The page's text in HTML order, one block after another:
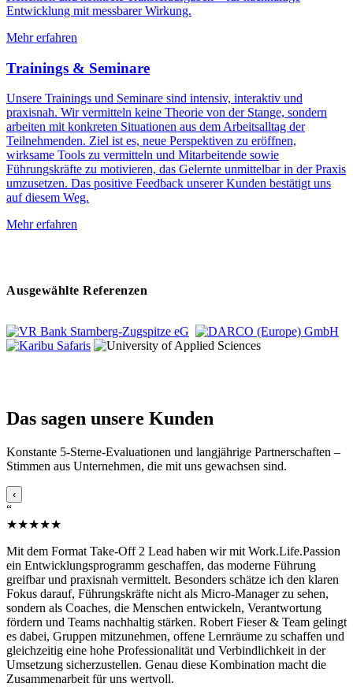
Entwicklung mit messbarer Wirkung.
Mehr erfahren
Trainings & Seminare
Unsere Trainings und Seminare sind intensiv, interaktiv und
praxisnah. Wir vermitteln keine Theorie von der Stange, sondern
arbeiten mit konkreten Situationen aus dem Arbeitsalltag der
Teilnehmenden. Ziel ist es, neue Perspektiven zu eröffnen,
wirksame Tools zu vermitteln und Mitarbeitende sowie
Führungskräfte zu motivieren, das Gelernte unmittelbar in der Praxis
umzusetzen. Das positive Feedback unserer Kunden bestätigt uns
auf diesem Weg.
Mehr erfahren
Ausgewählte Referenzen
Das sagen unsere Kunden
Konstante 5-Sterne-Evaluationen und langjährige Partnerschaften –
Stimmen aus Unternehmen, die mit uns gewachsen sind.
‹
“
★★★★★
Mit dem Format Take-Off 2 Lead haben wir mit Work.Life.Passion
ein Entwicklungsprogramm geschaffen, das moderne Führung
greifbar und praxisnah vermittelt. Besonders schätze ich den klaren
Fokus darauf, Führungskräfte nicht als Micro-Manager zu sehen,
sondern als Coaches, die Menschen entwickeln, Verantwortung
fördern und Teams nachhaltig stärken. Robert Fieser & Team gelingt
es dabei, Gruppen mitzunehmen, offene Lernräume zu schaffen und
gleichzeitig eine hohe Professionalität und Verbindlichkeit in der
Umsetzung sicherzustellen. Genau diese Kombination macht die
Zusammenarbeit für uns wertvoll.